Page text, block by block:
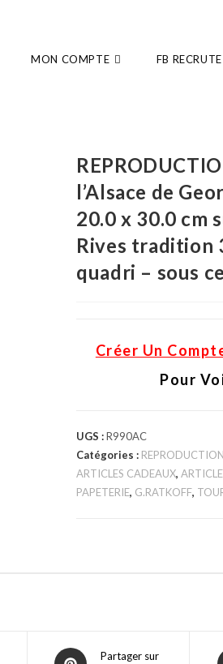
MON COMPTE FB RECRUTE
l’Alsace de
20.0 x 30.0 cm
Rives tradition
quadri – sous
Créer Un
Pour
UGS :R990AC
Catégories :
ARTICLES CADEAUX,
PAPETERIE, G.RATKOFF,
Partager sur